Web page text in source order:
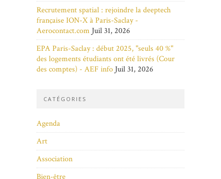
Recrutement spatial : rejoindre la deeptech
française ION-X à Paris-Saclay -
Aerocontact.com Juil 31, 2026
EPA Paris-Saclay : début 2025, "seuls 40 %"
des logements étudiants ont été livrés (Cour
des comptes) - AEF info Juil 31, 2026
CATÉGORIES
Agenda
Art
Association
Bien-être